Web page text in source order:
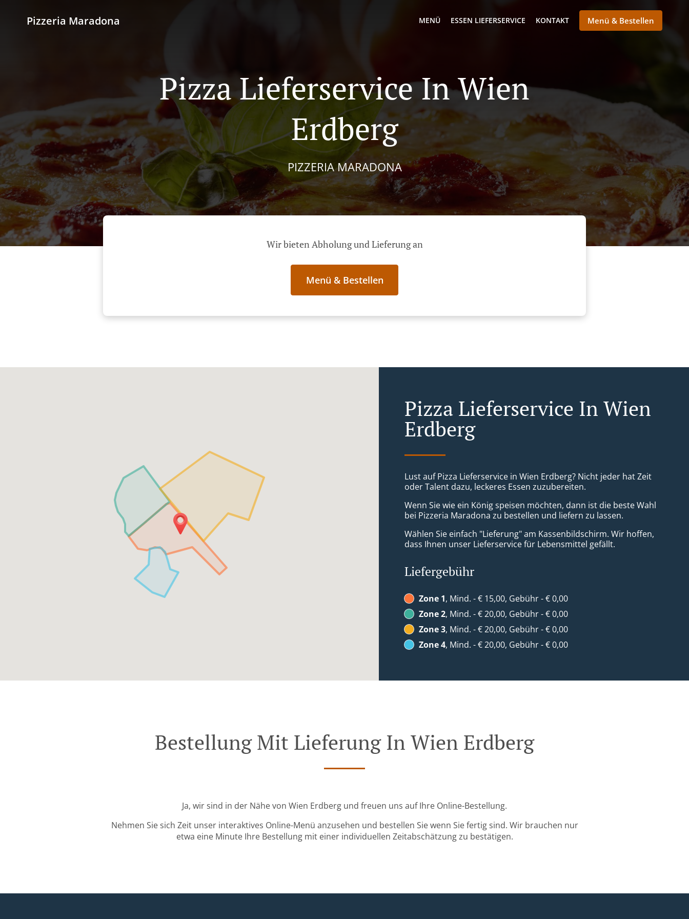
Pizzeria Maradona MENÜ ESSEN LIEFERSERVICE KONTAKT Menü & Bestellen
Pizza Lieferservice In Wien
Erdberg
PIZZERIA MARADONA
Wir bieten Abholung und Lieferung an
Menü & Bestellen
Pizza Lieferservice In Wien
Erdberg
Lust auf Pizza Lieferservice in Wien Erdberg? Nicht jeder hat Zeit
oder Talent dazu, leckeres Essen zuzubereiten.
Wenn Sie wie ein König speisen möchten, dann ist die beste Wahl
bei Pizzeria Maradona zu bestellen und liefern zu lassen.
Wählen Sie einfach "Lieferung" am Kassenbildschirm. Wir hoffen,
dass Ihnen unser Lieferservice für Lebensmittel gefällt.
Liefergebühr
Zone 1, Mind. - € 15,00, Gebühr - € 0,00
Zone 2, Mind. - € 20,00, Gebühr - € 0,00
Zone 3, Mind. - € 20,00, Gebühr - € 0,00
Zone 4, Mind. - € 20,00, Gebühr - € 0,00
Bestellung Mit Lieferung In Wien Erdberg
Ja, wir sind in der Nähe von Wien Erdberg und freuen uns auf Ihre Online-Bestellung.
Nehmen Sie sich Zeit unser interaktives Online-Menü anzusehen und bestellen Sie wenn Sie fertig sind. Wir brauchen nur
etwa eine Minute Ihre Bestellung mit einer individuellen Zeitabschätzung zu bestätigen.